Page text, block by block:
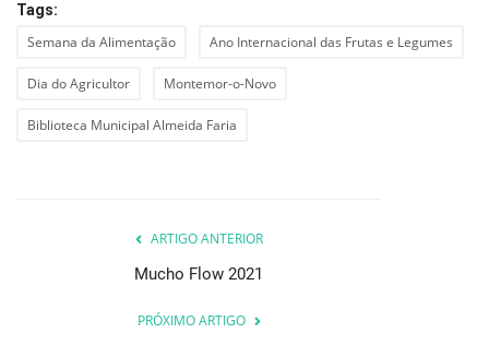
Tags:
Semana da Alimentação Ano Internacional das Frutas e Legumes
Dia do Agricultor Montemor-o-Novo
Biblioteca Municipal Almeida Faria
ARTIGO ANTERIOR
Mucho Flow 2021
PRÓXIMO ARTIGO